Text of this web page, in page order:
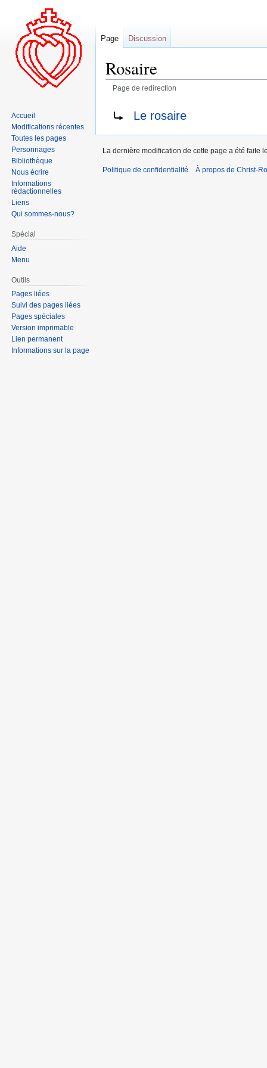
Rosaire
Page de redirection
la
navigation
la
recherche
Le rosaire
Page Discussion
Accueil
Modifications récentes
Toutes les pages
Personnages
Bibliothèque
Nous écrire
Informations
rédactionnelles
Liens
Qui sommes-nous?
Spécial
Aide
Menu
Outils
Pages liées
Suivi des pages liées
Pages spéciales
Version imprimable
Lien permanent
Informations sur la page
La dernière modification de cette page a été faite
Politique de confidentialité À propos de Christ-